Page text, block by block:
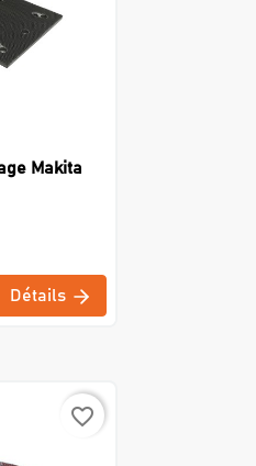
Makita
Détails
favorite_border